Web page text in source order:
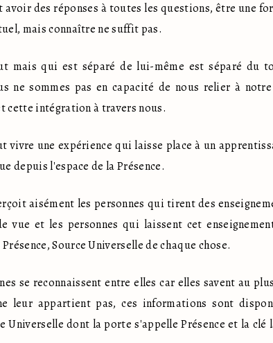
des réponses à toutes les questions, être une
mais connaître ne suffit pas.
mais qui est séparé de lui-même est séparé du
ne sommes pas en capacité de nous relier à
cette intégration à travers nous.
vivre une expérience qui laisse place à un
depuis l'espace de la Présence.
aisément les personnes qui tirent des
vue et les personnes qui laissent cet
Source Universelle de chaque chose.
se reconnaissent entre elles car elles savent au
leur appartient pas, ces informations sont
Universelle dont la porte s'appelle Présence et la clé